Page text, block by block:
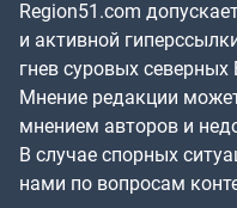
Region51.com
и активной
гнев суровых северных
Мнение редакции
мнением авторов и
В случае спорных
нами по вопросам